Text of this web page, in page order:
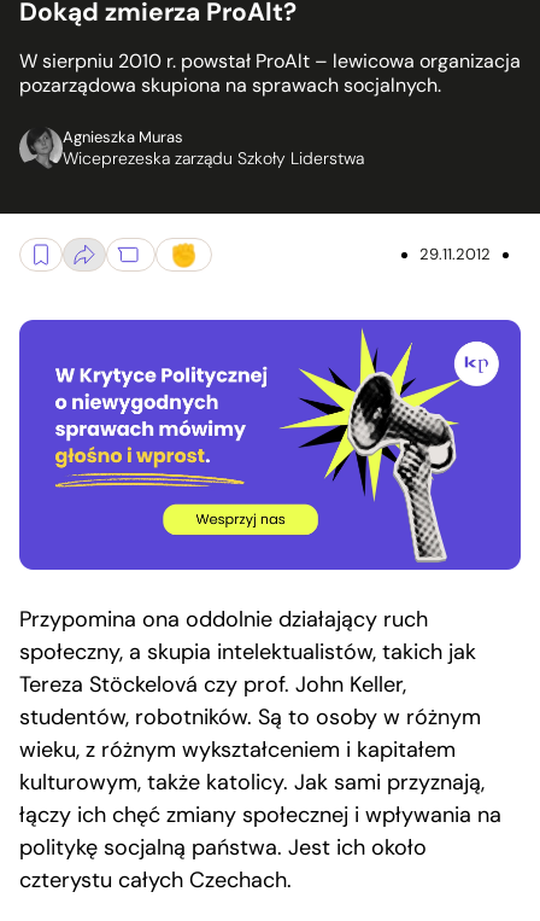
Dokąd zmierza ProAlt?
W sierpniu 2010 r. powstał ProAlt – lewicowa organizacja
pozarządowa skupiona na sprawach socjalnych.
Agnieszka Muras
Wiceprezeska zarządu Szkoły Liderstwa
29.11.2012
Przypomina ona oddolnie działający ruch
społeczny, a skupia intelektualistów, takich jak
Tereza Stöckelová czy prof. John Keller,
studentów, robotników. Są to osoby w różnym
wieku, z różnym wykształceniem i kapitałem
kulturowym, także katolicy. Jak sami przyznają,
łączy ich chęć zmiany społecznej i wpływania na
politykę socjalną państwa. Jest ich około
czterystu całych Czechach.